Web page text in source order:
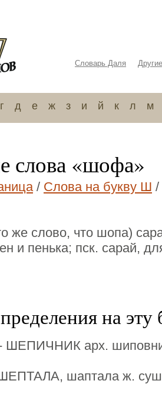
Словарь Даля
г д е ж з и й к л м
слова «шофа»
/ Слова на букву Ш
же слово, что шопа)
и пенька; пск. сарай,
на эту
ШЕПИЧНИК арх.
шаптала ж.